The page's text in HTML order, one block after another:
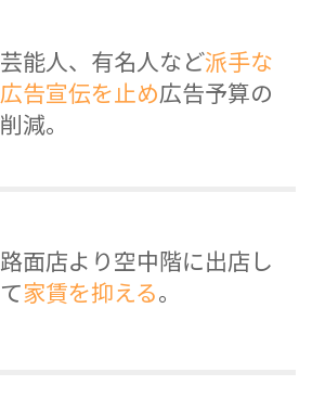
芸能人、有名人など派手な
広告宣伝を止め広告予算の
削減。
路面店より空中階に出店し
て家賃を抑える。